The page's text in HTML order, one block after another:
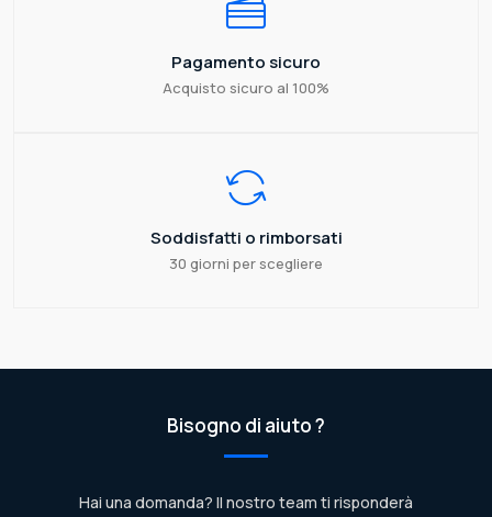
Pagamento sicuro
Acquisto sicuro al 100%
Soddisfatti o rimborsati
30 giorni per scegliere
Bisogno di aiuto ?
Hai una domanda? Il nostro team ti risponderà